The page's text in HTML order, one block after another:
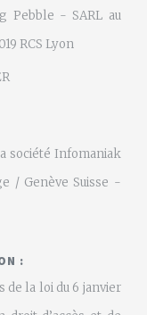
Pebble - SARL au
RCS Lyon
société Infomaniak
/ Genève Suisse -
:
de la loi du 6 janvier